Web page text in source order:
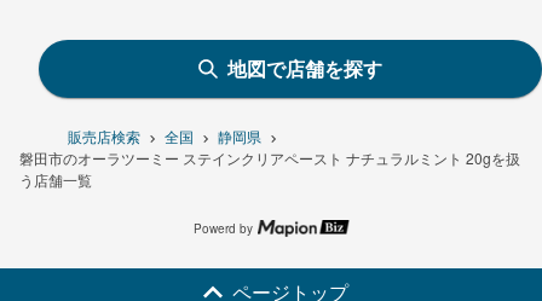
販売店検索 全国
静岡県
磐田市のオーラツーミー ステインクリアペースト ナチュラルミント 20gを扱
う店舗一覧
地図で店舗を探す
Powerd by
ページトップ